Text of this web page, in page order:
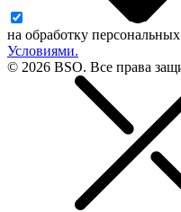
на обработку
Условиями.
© 2026 BSO. Все права